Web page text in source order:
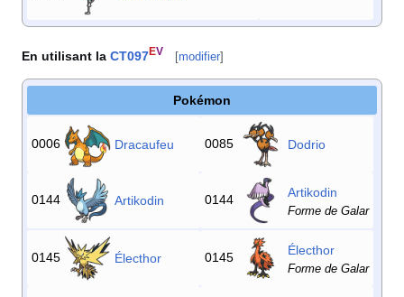
En utilisant la CT097EV [modifier]
Pokémon
0006 Dracaufeu 0085 Dodrio
0144 Artikodin 0144 Artikodin
Forme de Galar
0145 Électhor 0145 Électhor
Forme de Galar